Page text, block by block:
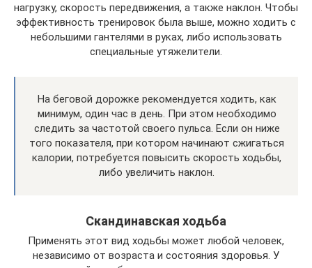
нагрузку, скорость передвижения, а также наклон. Чтобы
эффективность тренировок была выше, можно ходить с
небольшими гантелями в руках, либо использовать
специальные утяжелители.
На беговой дорожке рекомендуется ходить, как
минимум, один час в день. При этом необходимо
следить за частотой своего пульса. Если он ниже
того показателя, при котором начинают сжигаться
калории, потребуется повысить скорость ходьбы,
либо увеличить наклон.
Скандинавская ходьба
Применять этот вид ходьбы может любой человек,
независимо от возраста и состояния здоровья. У